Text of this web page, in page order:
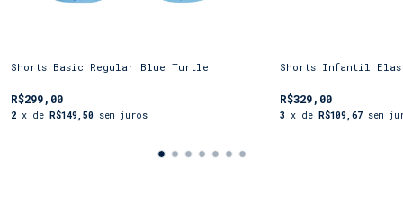
Shorts Basic Regular Blue Turtle
R$299,00
2 x de R$149,50 sem juros
Shorts Infantil
R$329,00
3 x de R$109,67 sem